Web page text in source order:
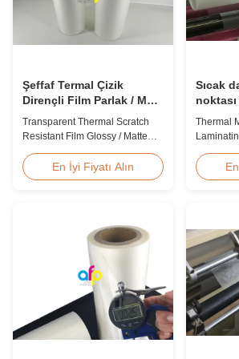
Şeffaf Termal Çizik
Dirençli Film Parlak / Mat
Finish Laminasyon Filmi
SGS Onayı
Transparent Thermal Scratch
Resistant Film Glossy / Matte
Approval Price Offer Glossy and
Matte Scratch Resistant Thermal
Lamination Film China Supplier
Material BOPP + EVA Roll ...
En İyi Fiyatı Alın
Sıcak
Finish
Roll
Thermal
Overview
UV
Y18 AFP-
Y21 ...